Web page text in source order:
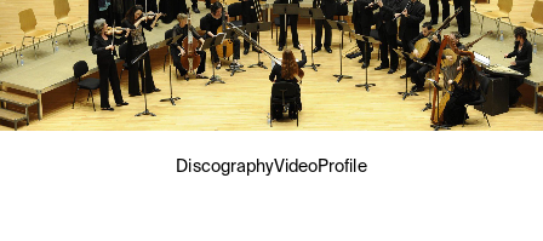
DiscographyVideoProfile